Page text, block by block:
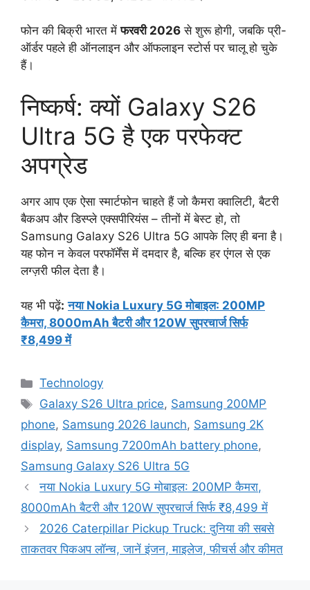
फोन की बिक्री भारत मेंफरवरी 2026 से शुरू होगी, जबकि प्री-
ऑर्डर पहले ही ऑनलाइन और ऑफलाइन स्टोर्स पर चालू हो चुके
हैं।
निष्कर्ष: क्यों Galaxy S26
Ultra 5G है एक परफेक्ट
अपग्रेड
अगर आप एक ऐसा स्मार्टफोन चाहते हैं जो कैमरा क्वालिटी, बैटरी
बैकअप और डिस्प्ले एक्सपीरियंस – तीनों में बेस्ट हो, तो
Samsung Galaxy S26 Ultra 5G आपके लिए ही बना है।
यह फोन न केवल परफॉर्मेंस में दमदार है, बल्कि हर एंगल से एक
लग्ज़री फील देता है।
यह भी पढ़ें: नया Nokia Luxury 5G मोबाइल: 200MP
कैमरा, 8000mAh बैटरी और 120W सुपरचार्ज सिर्फ
₹8,499 में
Categories
Technology
Tags
Galaxy S26 Ultra price, Samsung 200MP
phone, Samsung 2026 launch, Samsung 2K
display, Samsung 7200mAh battery phone,
Samsung Galaxy S26 Ultra 5G
नया Nokia Luxury 5G मोबाइल: 200MP कैमरा,
8000mAh बैटरी और 120W सुपरचार्ज सिर्फ ₹8,499 में
2026 Caterpillar Pickup Truck: दुनिया की सबसे
ताकतवर पिकअप लॉन्च, जानें इंजन, माइलेज, फीचर्स और कीमत